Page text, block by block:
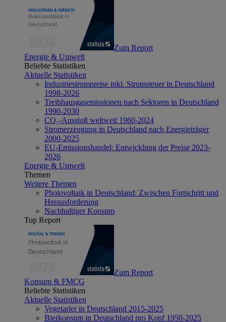
Zum Report
Energie & Umwelt
Beliebte Statistiken
Aktuelle Statistiken
Industriestrompreise inkl. Stromsteuer in Deutschland
1998-2026
Treibhausgasemissionen nach Sektoren in Deutschland
1990-2030
CO₂-Ausstoß weltweit 1960-2024
Stromerzeugung in Deutschland nach Energieträger
2000-2025
EU-Emissionshandel: Entwicklung der Preise 2023-
2026
Energie & Umwelt
Themen
Weitere Themen
Photovoltaik in Deutschland: Zwischen Fortschritt und
Herausforderung
Nachhaltiger Konsum
Top Report
Zum Report
Konsum & FMCG
Beliebte Statistiken
Aktuelle Statistiken
Vegetarier in Deutschland 2015-2025
Bierkonsum in Deutschland pro Kopf 1950-2025